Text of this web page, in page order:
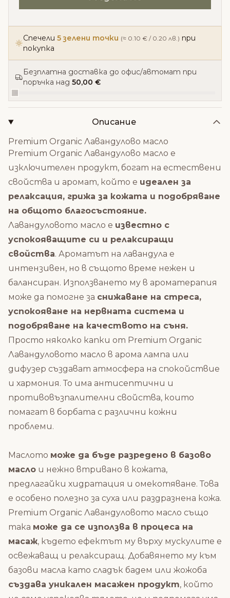
Спечели 5 зелени точки (≈ 0.10 € / 0.20 лв.) при
покупка
Безплатна доставка до офис/автомат при
поръчка над 50,00 €
Описание
Premium Organic Лавандулово масло
Premium Organic Лавандулово масло е
изключителен продукт, богат на естествени
свойства и аромат, който е идеален за
релаксация, грижа за кожата и подобряване
на общото благосъстояние.
Лавандуловото масло е известно с
успокояващите си и релаксиращи
свойства. Ароматът на лавандула е
интензивен, но в същото време нежен и
балансиран. Използването му в ароматерапия
може да помогне за снижаване на стреса,
успокояване на нервната система и
подобряване на качеството на съня.
Просто няколко капки от Premium Organic
Лавандуловото масло в арома лампа или
дифузер създават атмосфера на спокойствие
и хармония. То има антисептични и
противовъзпалителни свойства, които
помагат в борбата с различни кожни
проблеми.
Маслото може да бъде разредено в базово
масло и нежно втривано в кожата,
предлагайки хидратация и омекотяване. Това
е особено полезно за суха или раздразнена кожа.
Premium Organic Лавандуловото масло също
така може да се използва в процеса на
масаж, където ефектът му върху мускулите е
освежаващ и релаксиращ. Добавянето му към
базови масла като сладък бадем или жожоба
създава уникален масажен продукт, който